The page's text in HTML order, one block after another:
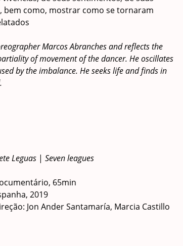
bem como, mostrar como se tornaram
Marcos Abranches and reflects the
of movement of the dancer. He oscillates
by the imbalance. He seeks life and finds in
Leguas |Seven leagues
65min
2019
Jon Ander Santamaría, Marcia Castillo